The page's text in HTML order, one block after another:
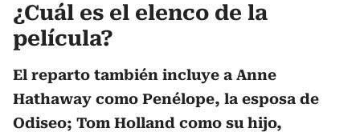
¿Cuál es el elenco de la
película?
El reparto también incluye a Anne
Hathaway como Penélope, la esposa de
Odiseo; Tom Holland como su hijo,